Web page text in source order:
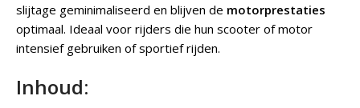
slijtage geminimaliseerd en blijven de motorprestaties
optimaal. Ideaal voor rijders die hun scooter of motor
intensief gebruiken of sportief rijden.
Inhoud: